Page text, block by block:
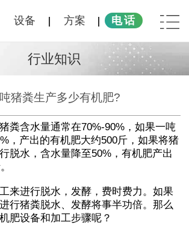
设备 方案 电话
行业知识
猪粪生产多少有机肥?
粪含水量通常在70%-90%，如果一吨
，产出的有机肥大约500斤，如果将猪
脱水，含水量降至50%，有机肥产出
来进行脱水，发酵，费时费力。如果
进行猪粪脱水、发酵将事半功倍。那么
肥设备和加工步骤呢？